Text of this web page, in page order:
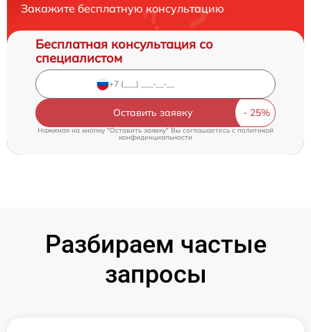
Закажите бесплатную консультацию
Бесплатная консультация со
специалистом
Оставить заявку
Нажимая на кнопку "Оставить заявку" Вы соглашаетесь cполитикой
конфиденциальности
Разбираем частые
запросы